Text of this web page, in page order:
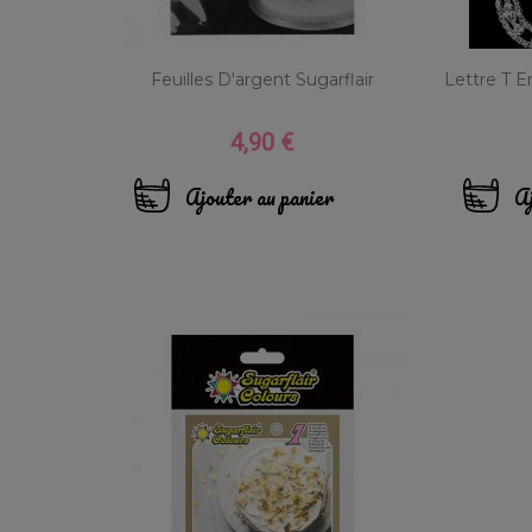
Feuilles D'argent Sugarflair
Prix
4,90 €
Ajouter au panier
Lettre T